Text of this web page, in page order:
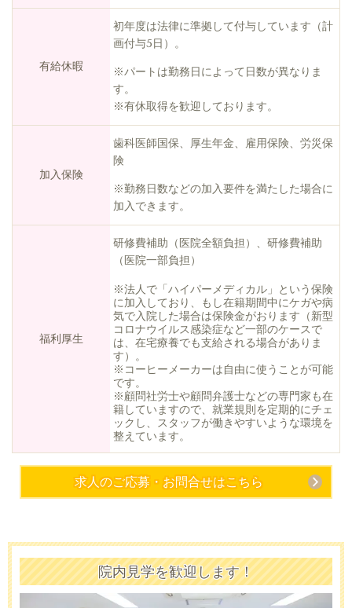
有給休暇
初年度は法律に準拠して付与しています（計
画付与5日）。
※パートは勤務日によって日数が異なりま
す。
※有休取得を歓迎しております。
加入保険
歯科医師国保、厚生年金、雇用保険、労災保
険
※勤務日数などの加入要件を満たした場合に
加入できます。
福利厚生
研修費補助（医院全額負担）、研修費補助
（医院一部負担）
※法人で「ハイパーメディカル」という保険
に加入しており、もし在籍期間中にケガや病
気で入院した場合は保険金がおります（新型
コロナウイルス感染症など一部のケースで
は、在宅療養でも支給される場合がありま
す）。
※コーヒーメーカーは自由に使うことが可能
です。
※顧問社労士や顧問弁護士などの専門家も在
籍していますので、就業規則を定期的にチェ
ックし、スタッフが働きやすいような環境を
整えています。
求人のご応募・お問合せはこちら
院内見学を歓迎します！